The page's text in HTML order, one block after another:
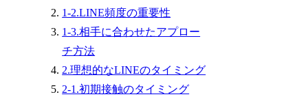
1-2.LINE頻度の重要性
1-3.相手に合わせたアプロー
チ方法
2.理想的なLINEのタイミング
2-1.初期接触のタイミング